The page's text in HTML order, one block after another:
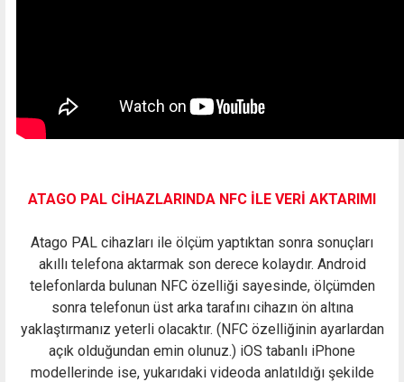
ATAGO PAL CİHAZLARINDA NFC İLE VERİ AKTARIMI
Atago PAL cihazları ile ölçüm yaptıktan sonra sonuçları
akıllı telefona aktarmak son derece kolaydır. Android
telefonlarda bulunan NFC özelliği sayesinde, ölçümden
sonra telefonun üst arka tarafını cihazın ön altına
yaklaştırmanız yeterli olacaktır. (NFC özelliğinin ayarlardan
açık olduğundan emin olunuz.) iOS tabanlı iPhone
modellerinde ise, yukarıdaki videoda anlatıldığı şekilde